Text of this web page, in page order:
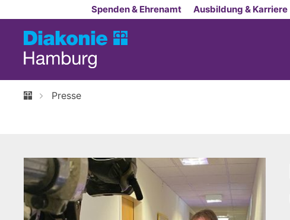
Zum Inhalt springenSpenden & Ehrenamt Ausbildung & Karriere
Presse